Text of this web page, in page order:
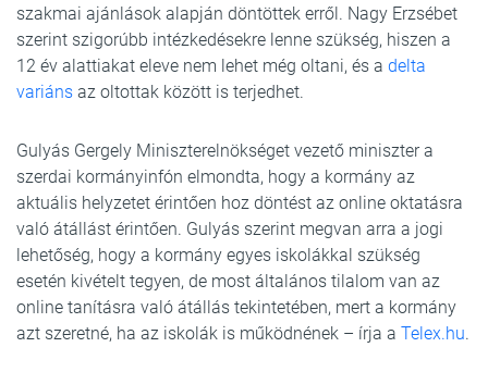
szakmai ajánlások alapján döntöttek erről. Nagy Erzsébet
szerint szigorúbb intézkedésekre lenne szükség, hiszen a
12 év alattiakat eleve nem lehet még oltani, és a delta
variáns az oltottak között is terjedhet.
Gulyás Gergely Miniszterelnökséget vezető miniszter a
szerdai kormányinfón elmondta, hogy a kormány az
aktuális helyzetet érintően hoz döntést az online oktatásra
való átállást érintően. Gulyás szerint megvan arra a jogi
lehetőség, hogy a kormány egyes iskolákkal szükség
esetén kivételt tegyen, de most általános tilalom van az
online tanításra való átállás tekintetében, mert a kormány
azt szeretné, ha az iskolák is működnének – írja a Telex.hu.